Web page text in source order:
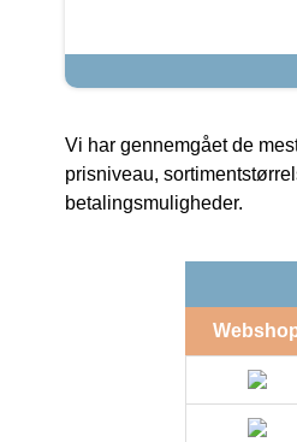
Vi har gennemgået de
prisniveau,
betalingsmuligheder.